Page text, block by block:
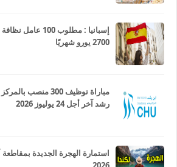
إسبانيا : مطلوب
2700 يورو شهريًا
مباراة توظيف 300
رشد آخر أجل 24 يوليوز 2026